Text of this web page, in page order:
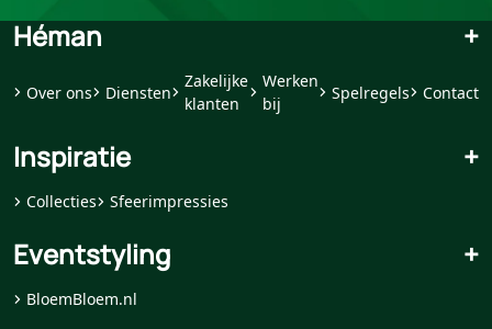
Héman +
Over ons Diensten
Zakelijke
klanten
Werken
bij
Spelregels Contact
Inspiratie +
Collecties Sfeerimpressies
Eventstyling +
BloemBloem.nl